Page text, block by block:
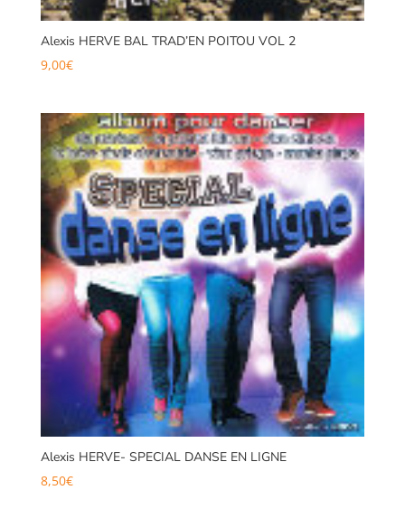
Alexis HERVE BAL TRAD’EN POITOU VOL 2
9,00€
Alexis HERVE- SPECIAL DANSE EN LIGNE
8,50€